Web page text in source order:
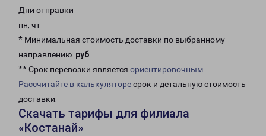
Дни отправки
пн, чт
* Минимальная стоимость доставки по выбранному
направлению: руб.
** Срок перевозки является ориентировочным
Рассчитайте в калькуляторесрок и детальную стоимость
доставки.
Скачать тарифы для филиала
«Костанай»